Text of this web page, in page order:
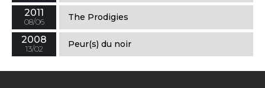
2011
08/06 The Prodigies
2008
13/02 Peur(s) du noir